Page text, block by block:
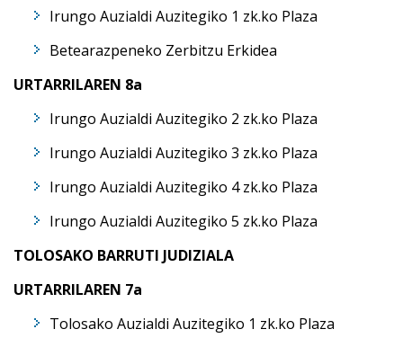
Irungo Auzialdi Auzitegiko 1 zk.ko Plaza
Betearazpeneko Zerbitzu Erkidea
URTARRILAREN 8a
Irungo Auzialdi Auzitegiko 2 zk.ko Plaza
Irungo Auzialdi Auzitegiko 3 zk.ko Plaza
Irungo Auzialdi Auzitegiko 4 zk.ko Plaza
Irungo Auzialdi Auzitegiko 5 zk.ko Plaza
TOLOSAKO BARRUTI JUDIZIALA
URTARRILAREN 7a
Tolosako Auzialdi Auzitegiko 1 zk.ko Plaza